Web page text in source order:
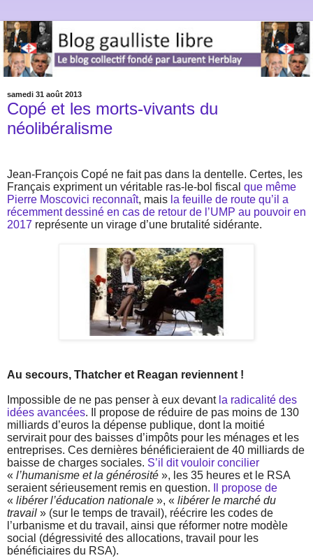
samedi 31 août 2013
Copé et les morts-vivants du
néolibéralisme
Jean-François Copé ne fait pas dans la dentelle. Certes, les
Français expriment un véritable ras-le-bol fiscal que même
Pierre Moscovici reconnaît, mais la feuille de route qu’il a
récemment dessiné en cas de retour de l’UMP au pouvoir en
2017 représente un virage d’une brutalité sidérante.
Au secours, Thatcher et Reagan reviennent !
Impossible de ne pas penser à eux devant la radicalité des
idées avancées. Il propose de réduire de pas moins de 130
milliards d’euros la dépense publique, dont la moitié
servirait pour des baisses d’impôts pour les ménages et les
entreprises. Ces dernières bénéficieraient de 40 milliards de
baisse de charges sociales. S’il dit vouloir concilier
« l’humanisme et la générosité », les 35 heures et le RSA
seraient sérieusement remis en question.
Il propose de
« libérer l’éducation nationale », « libérer le marché du
travail » (sur le temps de travail), réécrire les codes de
l’urbanisme et du travail, ainsi que réformer notre modèle
social (dégressivité des allocations, travail pour les
bénéficiaires du RSA).